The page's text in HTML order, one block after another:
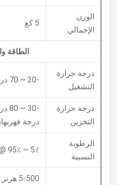
الوزن
الإجمالي
الطاقة والبيئة
درجة حرارة
التشغيل
درجة حرارة
التخزين
درجة فهرنهايت)
الرطوبة
النسبية